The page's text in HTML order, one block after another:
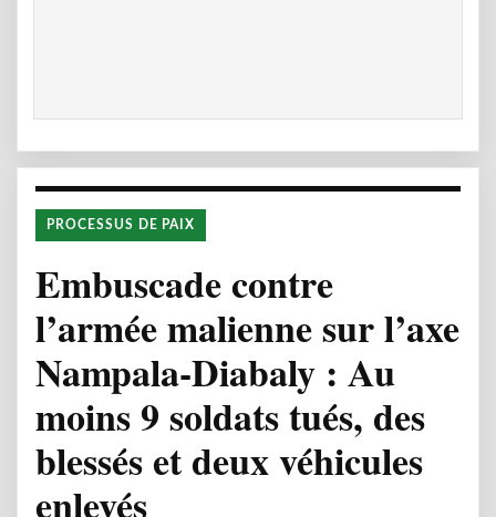
PROCESSUS DE PAIX
Embuscade contre
l’armée malienne sur l’axe
Nampala-Diabaly : Au
moins 9 soldats tués, des
blessés et deux véhicules
enlevés